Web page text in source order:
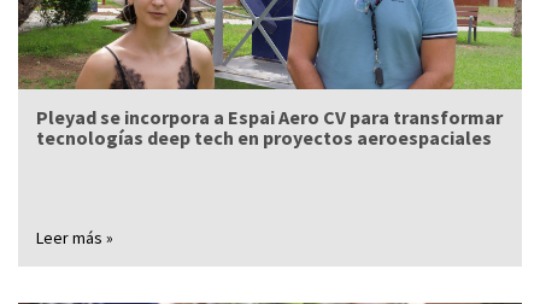
Pleyad se incorpora a Espai Aero CV para transformar
tecnologías deep tech en proyectos aeroespaciales
Leer más »